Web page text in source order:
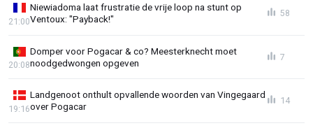
Niewiadoma laat frustratie de vrije loop na stunt op
Ventoux: "Payback!"
21:00
58
Domper voor Pogacar & co? Meesterknecht moet
noodgedwongen opgeven
20:08
7
Landgenoot onthult opvallende woorden van Vingegaard
over Pogacar
19:16
14